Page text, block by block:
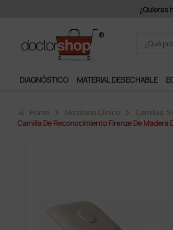
Únete al
DIAGNÓSTICO MATERIAL DESECHABLE
home Home Mobiliario Clínico Camillas,
Camilla De Reconocimiento Firenze De Madera